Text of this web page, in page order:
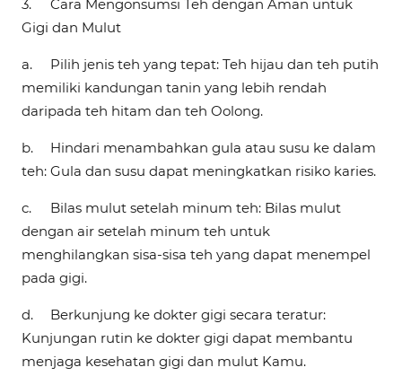
3.
Cara Mengonsumsi Teh dengan Aman untuk
Gigi dan Mulut
a.
Pilih jenis teh yang tepat: Teh hijau dan teh putih
memiliki kandungan tanin yang lebih rendah
daripada teh hitam dan teh Oolong.
b.
Hindari menambahkan gula atau susu ke dalam
teh: Gula dan susu dapat meningkatkan risiko karies.
c.
Bilas mulut setelah minum teh: Bilas mulut
dengan air setelah minum teh untuk
menghilangkan sisa-sisa teh yang dapat menempel
pada gigi.
d.
Berkunjung ke dokter gigi secara teratur:
Kunjungan rutin ke dokter gigi dapat membantu
menjaga kesehatan gigi dan mulut Kamu.